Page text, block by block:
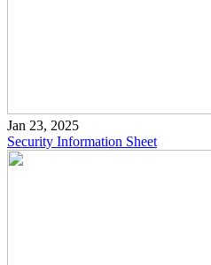
Jan 23, 2025
Security Information Sheet